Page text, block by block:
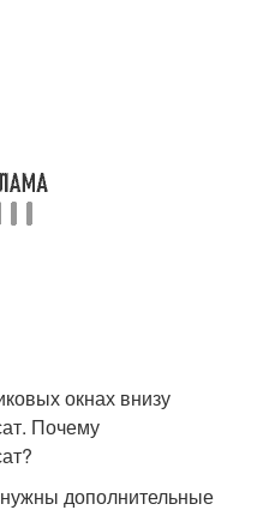
дополнительные